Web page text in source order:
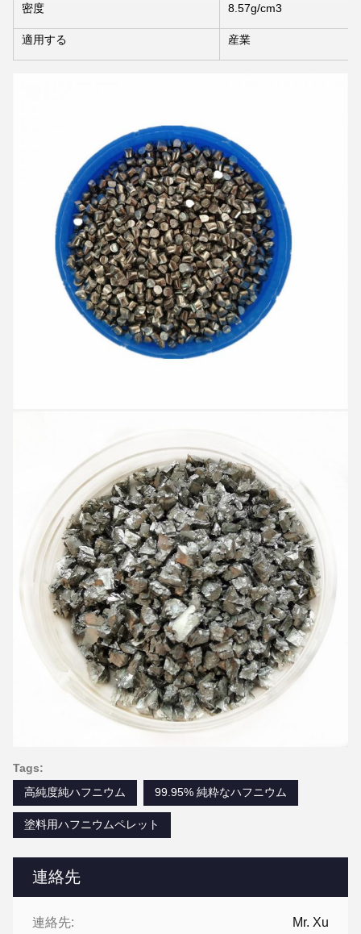
連絡先
連絡先: Mr. Xu
密度
8.57g/cm3
適用する 産業
Tags:
高純度純ハフニウム
99.95% 純粋なハフニウム
塗料用ハフニウムペレット